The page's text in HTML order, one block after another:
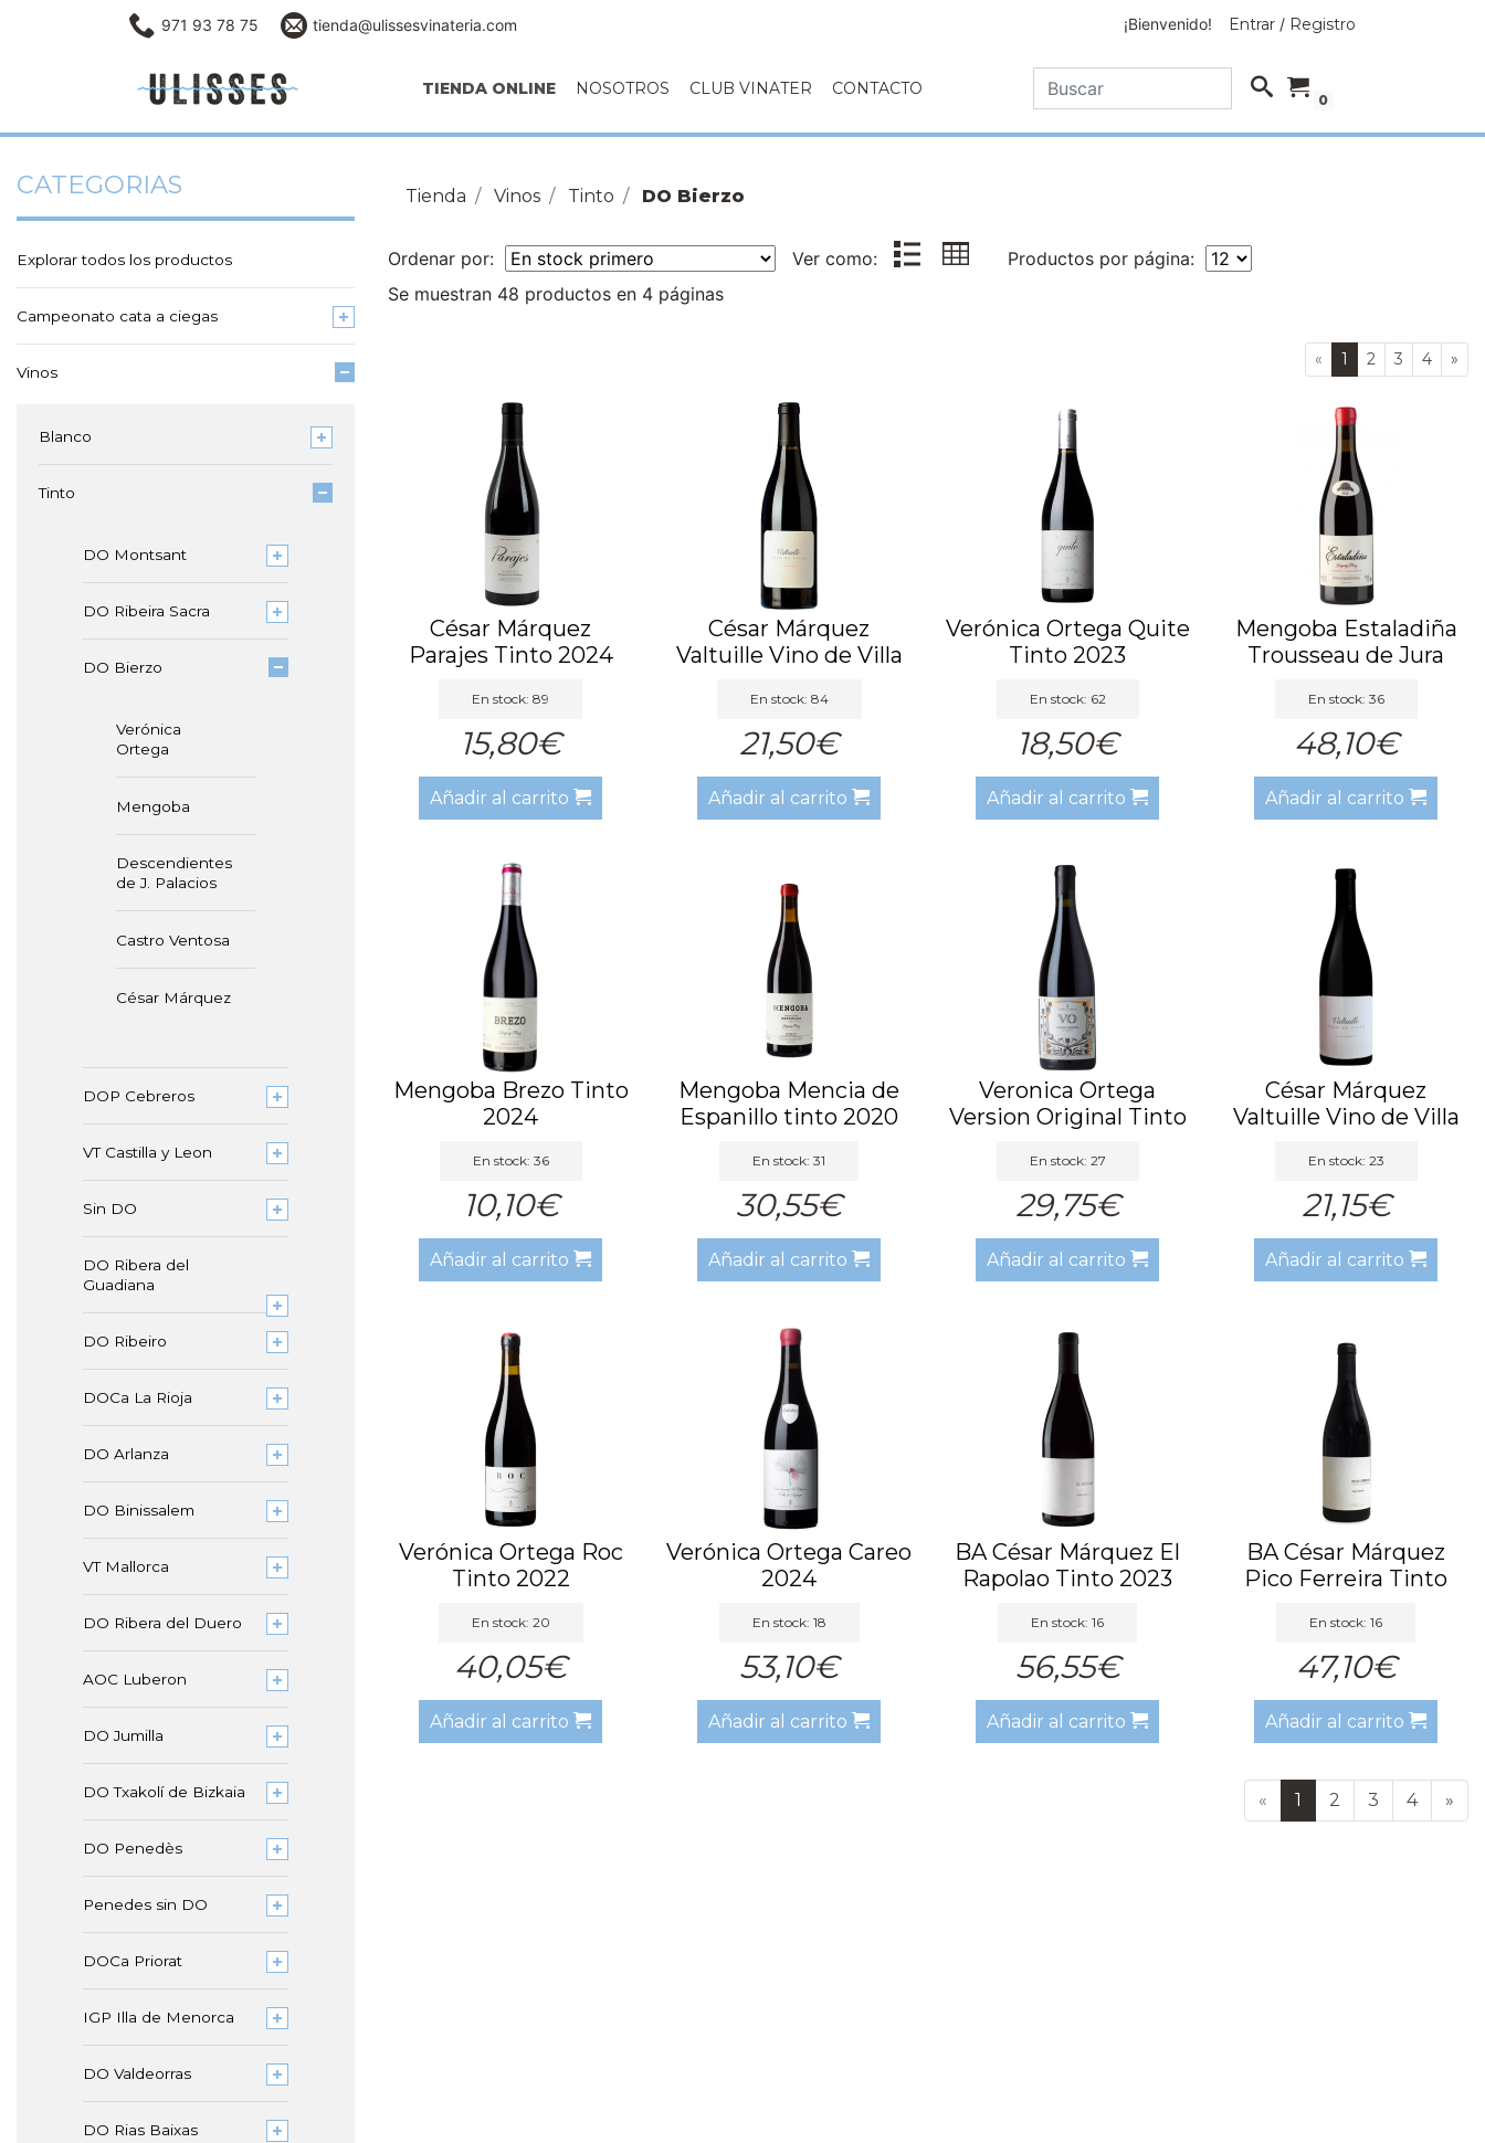
971 93 78 75 tienda@ulissesvinateria.com ¡Bienvenido! Entrar / Registro
TIENDA ONLINE NOSOTROS CLUB VINATER CONTACTO
0
CATEGORIAS
Explorar todos los productos
Campeonato cata a ciegas
Vinos
Blanco
Tinto
DO Montsant
DO Ribeira Sacra
DO Bierzo
Verónica
Ortega
Mengoba
Descendientes
de J. Palacios
Castro Ventosa
César Márquez
DOP Cebreros
VT Castilla y Leon
Sin DO
DO Ribera del
Guadiana
DO Ribeiro
DOCa La Rioja
DO Arlanza
DO Binissalem
VT Mallorca
DO Ribera del Duero
AOC Luberon
DO Jumilla
DO Txakolí de Bizkaia
DO Penedès
Penedes sin DO
DOCa Priorat
IGP Illa de Menorca
DO Valdeorras
DO Rias Baixas
Tienda Vinos Tinto DO Bierzo
Ordenar por: Ver como:
Productos por página:
Se muestran 48 productos en 4 páginas
« 1 2 3 4 »
César Márquez
Parajes Tinto 2024
En stock: 89
15,80€
Añadir al carrito
César Márquez
Valtuille Vino de Villa
En stock: 84
21,50€
Añadir al carrito
Verónica Ortega Quite
Tinto 2023
En stock: 62
18,50€
Añadir al carrito
Mengoba Estaladiña
Trousseau de Jura
En stock: 36
48,10€
Añadir al carrito
Mengoba Brezo Tinto
2024
En stock: 36
10,10€
Añadir al carrito
Mengoba Mencia de
Espanillo tinto 2020
En stock: 31
30,55€
Añadir al carrito
Veronica Ortega
Version Original Tinto
En stock: 27
29,75€
Añadir al carrito
César Márquez
Valtuille Vino de Villa
En stock: 23
21,15€
Añadir al carrito
Verónica Ortega Roc
Tinto 2022
En stock: 20
40,05€
Añadir al carrito
Verónica Ortega Careo
2024
En stock: 18
53,10€
Añadir al carrito
BA César Márquez El
Rapolao Tinto 2023
En stock: 16
56,55€
Añadir al carrito
BA César Márquez
Pico Ferreira Tinto
En stock: 16
47,10€
Añadir al carrito
« 1 2 3 4 »